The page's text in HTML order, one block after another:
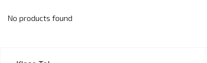
No products found